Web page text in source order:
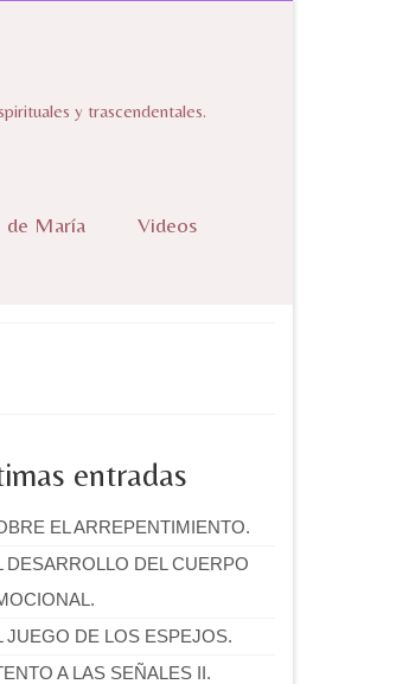
y trascendentales.
de María
Videos
entradas
EL ARREPENTIMIENTO.
DESARROLLO DEL CUERPO
JUEGO DE LOS ESPEJOS.
A LAS SEÑALES II.